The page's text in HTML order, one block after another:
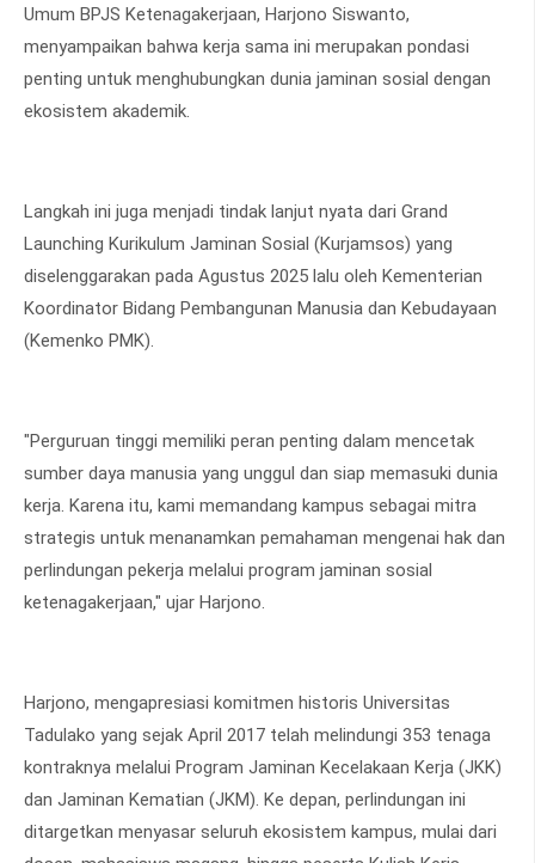
Umum BPJS Ketenagakerjaan, Harjono Siswanto,
menyampaikan bahwa kerja sama ini merupakan pondasi
penting untuk menghubungkan dunia jaminan sosial dengan
ekosistem akademik.
Langkah ini juga menjadi tindak lanjut nyata dari Grand
Launching Kurikulum Jaminan Sosial (Kurjamsos) yang
diselenggarakan pada Agustus 2025 lalu oleh Kementerian
Koordinator Bidang Pembangunan Manusia dan Kebudayaan
(Kemenko PMK).
"Perguruan tinggi memiliki peran penting dalam mencetak
sumber daya manusia yang unggul dan siap memasuki dunia
kerja. Karena itu, kami memandang kampus sebagai mitra
strategis untuk menanamkan pemahaman mengenai hak dan
perlindungan pekerja melalui program jaminan sosial
ketenagakerjaan," ujar Harjono.
Harjono, mengapresiasi komitmen historis Universitas
Tadulako yang sejak April 2017 telah melindungi 353 tenaga
kontraknya melalui Program Jaminan Kecelakaan Kerja (JKK)
dan Jaminan Kematian (JKM). Ke depan, perlindungan ini
ditargetkan menyasar seluruh ekosistem kampus, mulai dari